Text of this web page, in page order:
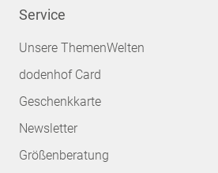
Service
Unsere ThemenWelten
dodenhof Card
Geschenkkarte
Newsletter
Größenberatung